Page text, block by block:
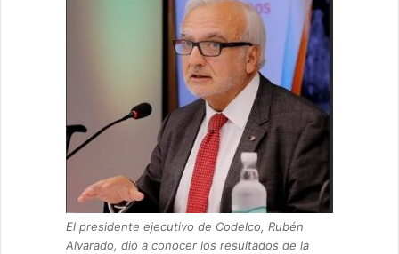
El presidente ejecutivo de Codelco, Rubén
Alvarado, dio a conocer los resultados de la